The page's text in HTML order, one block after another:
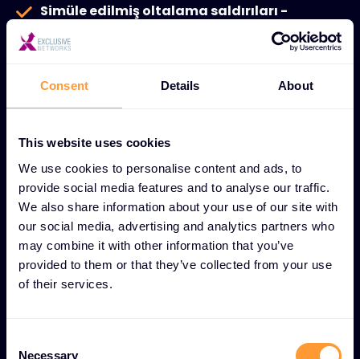
Consent Details About
This website uses cookies
We use cookies to personalise content and ads, to
provide social media features and to analyse our traffic.
We also share information about your use of our site with
our social media, advertising and analytics partners who
may combine it with other information that you’ve
provided to them or that they’ve collected from your use
of their services.
Necessary
Simüle edilmiş oltalama saldırıları -
Çalışanlara oltalama girişimlerini tespit etmeyi
ve bunlara yanıt vermeyi öğreten
gerçekçi
Davranış değişikliği girişimleri -
davranışsal iyileştirmeler yaratan
metodolojiler.
Sürekli güvenlik eğitimi -Personeli gelişen
tehditler ve en iyi uygulamalar konusunda
güncel tutansürekli öğrenme programları.
Güvenlik bilincine sahip kültür -